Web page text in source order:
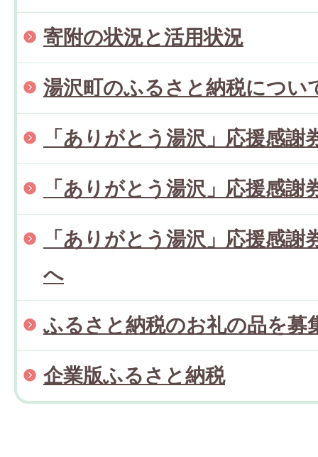
寄附の状況と活用状況
湯沢町のふるさと納税につい
「ありがとう湯沢」応援感謝
「ありがとう湯沢」応援感謝
「ありがとう湯沢」応援感謝
へ
ふるさと納税のお礼の品を募
企業版ふるさと納税